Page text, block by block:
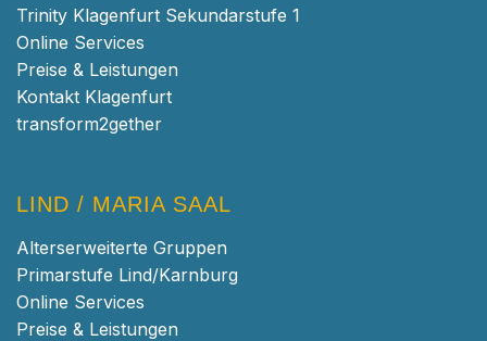
Trinity Klagenfurt Sekundarstufe 1
Online Services
Preise & Leistungen
Kontakt Klagenfurt
transform2gether
LIND / MARIA SAAL
Alterserweiterte Gruppen
Primarstufe Lind/Karnburg
Online Services
Preise & Leistungen